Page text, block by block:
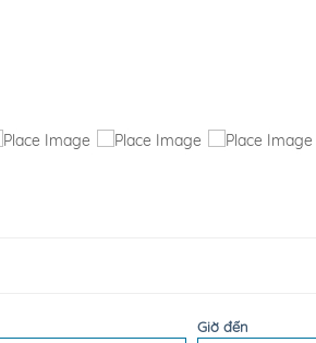
Giờ đến